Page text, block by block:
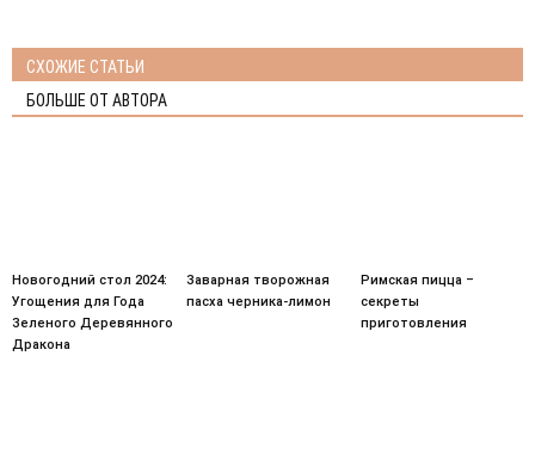
СХОЖИЕ СТАТЬИ
БОЛЬШЕ ОТ АВТОРА
Новогодний стол 2024:
Угощения для Года
Зеленого Деревянного
Дракона
Заварная творожная
пасха черника-лимон
Римская пицца –
секреты
приготовления